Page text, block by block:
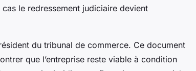
le redressement judiciaire devient
du tribunal de commerce. Ce document
que l’entreprise reste viable à condition